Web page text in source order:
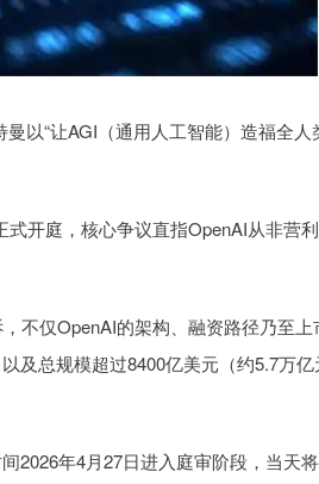
以“让AGI（通用人工智能）造福全人
开庭，核心争议直指OpenAI从非营
仅OpenAI的架构、融资路径乃至上
及总规模超过8400亿美元（约5.7万
年4月27日进入庭审阶段，当天